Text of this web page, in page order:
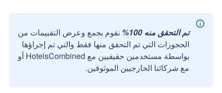
تم التحقق منه 100%
نقوم بجمع وعرض التقييمات من
الحجوزات التي تم التحقق منها فقط والتي تم إجراؤها
بواسطة مستخدمين حقيقيين مع HotelsCombined أو
مع شركائنا الخارجيين الموثوقين.